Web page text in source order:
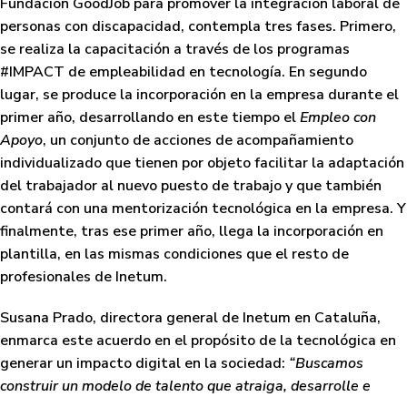
personas con discapacidad, contempla tres fases. Primero,
se realiza la capacitación a través de los programas
#IMPACT de empleabilidad en tecnología. En segundo
lugar, se produce la incorporación en la empresa durante el
primer año, desarrollando en este tiempo elEmpleo con
Apoyo, un conjunto de acciones de acompañamiento
individualizado que tienen por objeto facilitar la adaptación
del trabajador al nuevo puesto de trabajo y que también
contará con una mentorización tecnológica en la empresa. Y
finalmente, tras ese primer año, llega la incorporación en
plantilla, en las mismas condiciones que el resto de
profesionales de Inetum.
Susana Prado, directora general de Inetum en Cataluña,
enmarca este acuerdo en el propósito de la tecnológica en
generar un impacto digital en la sociedad: “Buscamos
construir un modelo de talento que atraiga, desarrolle e